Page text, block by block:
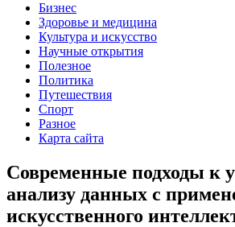
Бизнес
Здоровье и медицина
Культура и искусство
Научные открытия
Полезное
Политика
Путешествия
Спорт
Разное
Карта сайта
Современные подходы к
анализу данных с
искусственного